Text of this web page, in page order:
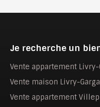
Je recherche un
Vente appartement Livry-
Vente maison Livry-
Vente appartement